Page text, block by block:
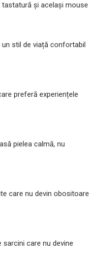
și același mouse
stil de viață confortabil
preferă experiențele
pielea calmă, nu
care nu devin obositoare
care nu devine